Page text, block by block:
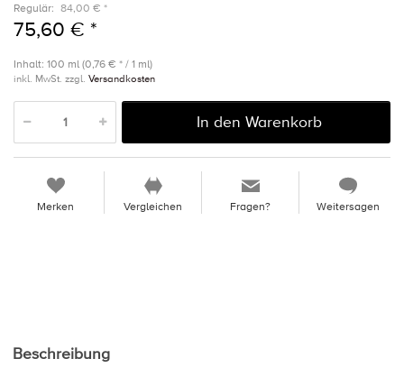
Regulär: 84,00 € *
75,60 € *
Inhalt: 100 ml (0,76 € * / 1 ml)
inkl. MwSt. zzgl. Versandkosten
In den Warenkorb
Merken Vergleichen Fragen? Weitersagen
Beschreibung